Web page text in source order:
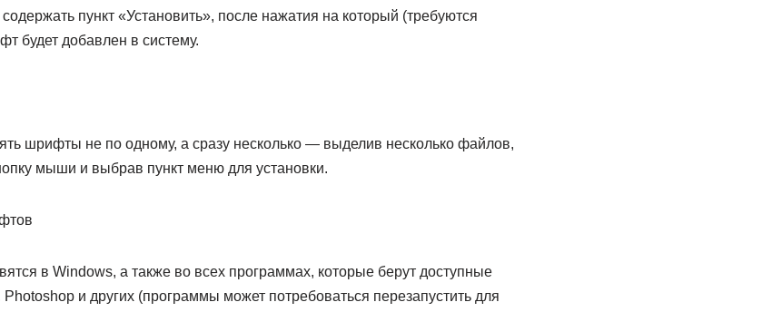
пункт «Установить», после нажатия на который (требуются
будет добавлен в систему.
шрифты не по одному, а сразу несколько — выделив несколько файлов,
мыши и выбрав пункт меню для установки.
в Windows, а также во всех программах, которые берут доступные
и других (программы может потребоваться перезапустить для